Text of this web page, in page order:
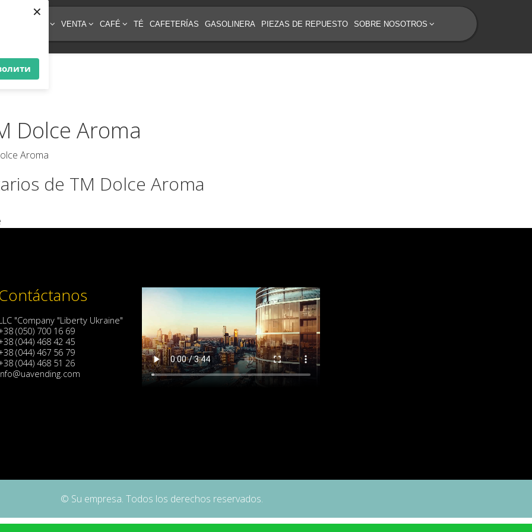
×
VENTA CAFÉ TÉ CAFETERÍAS GASOLINERA PIEZAS DE REPUESTO SOBRE NOSOTROS
Dolce Aroma
de TM Dolce Aroma
"Company "Liberty Ukraine"
(050) 700 16 69
(044) 468 42 45
(044) 467 56 79
(044) 468 51 26
© Su empresa. Todos los derechos reservados.